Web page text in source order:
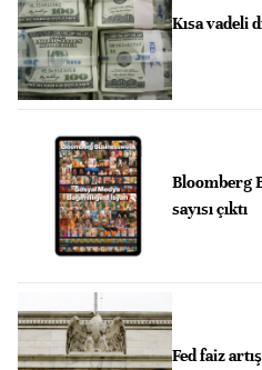
Kısa vadeli
Bloomberg
sayısı çıktı
Fed faiz